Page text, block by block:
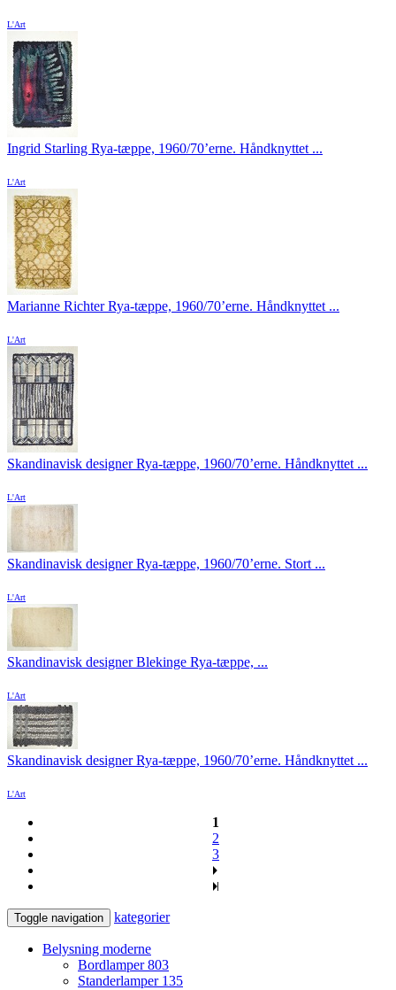
L'Art
Ingrid Starling Rya-tæppe, 1960/70’erne. Håndknyttet ...
L'Art
Marianne Richter Rya-tæppe, 1960/70’erne. Håndknyttet ...
L'Art
Skandinavisk designer Rya-tæppe, 1960/70’erne. Håndknyttet ...
L'Art
Skandinavisk designer Rya-tæppe, 1960/70’erne. Stort ...
L'Art
Skandinavisk designer Blekinge Rya-tæppe, ...
L'Art
Skandinavisk designer Rya-tæppe, 1960/70’erne. Håndknyttet ...
L'Art
1
2
3
Toggle navigation kategorier
Belysning moderne
Bordlamper803
Standerlamper 135